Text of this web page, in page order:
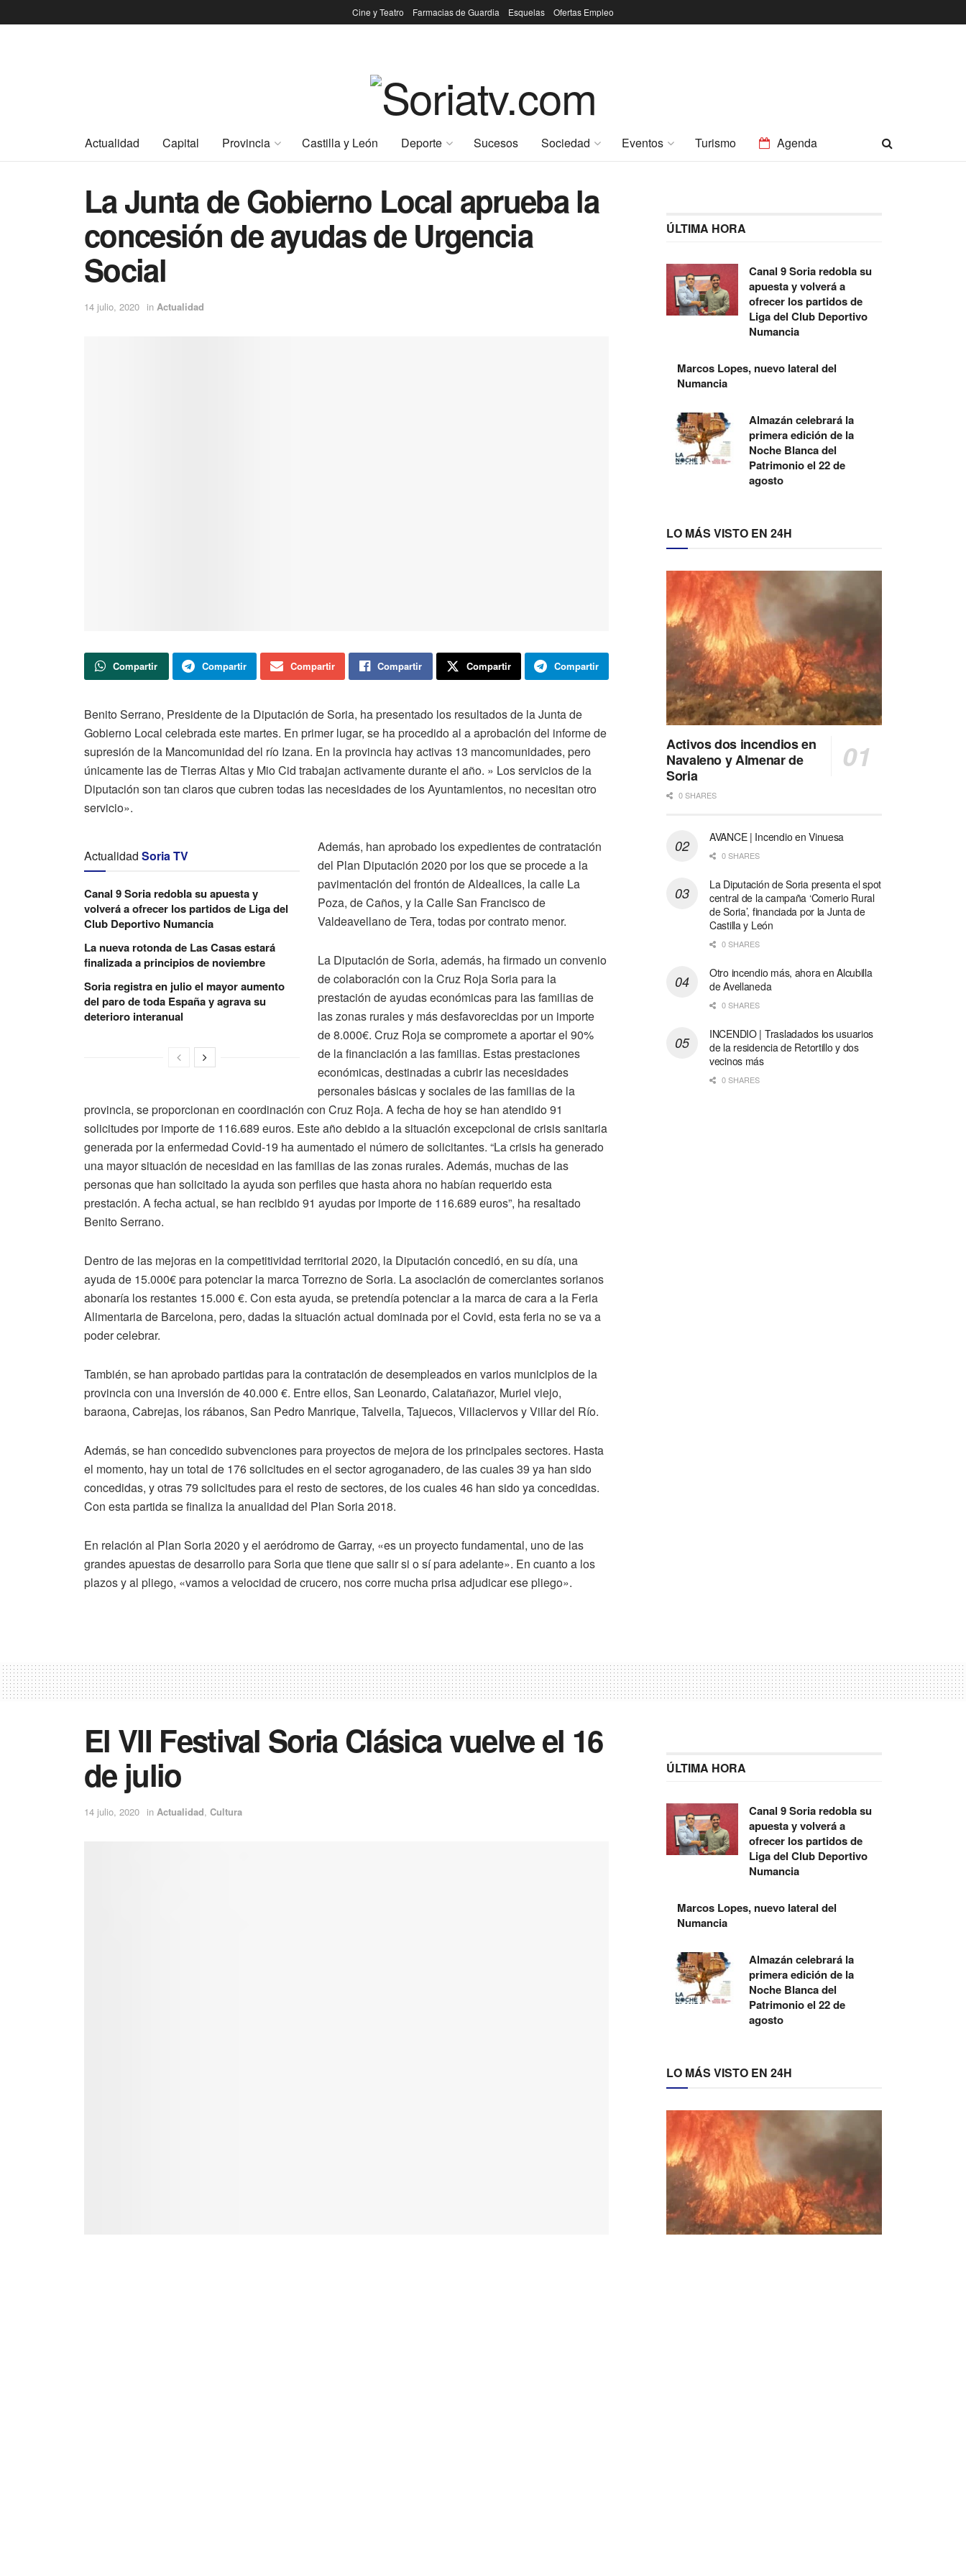
Cine y Teatro Farmacias de Guardia Esquelas Ofertas Empleo
Actualidad Capital Provincia Castilla y León Deporte Sucesos Sociedad Eventos Turismo Agenda
La Junta de Gobierno Local aprueba la
concesión de ayudas de Urgencia
Social
14 julio, 2020 in Actualidad
Compartir Compartir Compartir Compartir Compartir Compartir
Benito Serrano, Presidente de la Diputación de Soria, ha presentado los resultados de la Junta de
Gobierno Local celebrada este martes. En primer lugar, se ha procedido al a aprobación del informe de
supresión de la Mancomunidad del río Izana. En la provincia hay activas 13 mancomunidades, pero
únicamente las de Tierras Altas y Mio Cid trabajan activamente durante el año. » Los servicios de la
Diputación son tan claros que cubren todas las necesidades de los Ayuntamientos, no necesitan otro
servicio».
Actualidad Soria TV
Canal 9 Soria redobla su apuesta y
volverá a ofrecer los partidos de Liga del
Club Deportivo Numancia
La nueva rotonda de Las Casas estará
finalizada a principios de noviembre
Soria registra en julio el mayor aumento
del paro de toda España y agrava su
deterioro interanual
Además, han aprobado los expedientes de contratación
del Plan Diputación 2020 por los que se procede a la
pavimentación del frontón de Aldealices, la calle La
Poza, de Caños, y la Calle San Francisco de
Valdeavellano de Tera, todas por contrato menor.
La Diputación de Soria, además, ha firmado un convenio
de colaboración con la Cruz Roja Soria para la
prestación de ayudas económicas para las familias de
las zonas rurales y más desfavorecidas por un importe
de 8.000€. Cruz Roja se compromete a aportar el 90%
de la financiación a las familias. Estas prestaciones
económicas, destinadas a cubrir las necesidades
personales básicas y sociales de las familias de la
provincia, se proporcionan en coordinación con Cruz Roja. A fecha de hoy se han atendido 91
solicitudes por importe de 116.689 euros. Este año debido a la situación excepcional de crisis sanitaria
generada por la enfermedad Covid-19 ha aumentado el número de solicitantes. “La crisis ha generado
una mayor situación de necesidad en las familias de las zonas rurales. Además, muchas de las
personas que han solicitado la ayuda son perfiles que hasta ahora no habían requerido esta
prestación. A fecha actual, se han recibido 91 ayudas por importe de 116.689 euros”, ha resaltado
Benito Serrano.
Dentro de las mejoras en la competitividad territorial 2020, la Diputación concedió, en su día, una
ayuda de 15.000€ para potenciar la marca Torrezno de Soria. La asociación de comerciantes sorianos
abonaría los restantes 15.000 €. Con esta ayuda, se pretendía potenciar a la marca de cara a la Feria
Alimentaria de Barcelona, pero, dadas la situación actual dominada por el Covid, esta feria no se va a
poder celebrar.
También, se han aprobado partidas para la contratación de desempleados en varios municipios de la
provincia con una inversión de 40.000 €. Entre ellos, San Leonardo, Calatañazor, Muriel viejo,
baraona, Cabrejas, los rábanos, San Pedro Manrique, Talveila, Tajuecos, Villaciervos y Villar del Río.
Además, se han concedido subvenciones para proyectos de mejora de los principales sectores. Hasta
el momento, hay un total de 176 solicitudes en el sector agroganadero, de las cuales 39 ya han sido
concedidas, y otras 79 solicitudes para el resto de sectores, de los cuales 46 han sido ya concedidas.
Con esta partida se finaliza la anualidad del Plan Soria 2018.
En relación al Plan Soria 2020 y el aeródromo de Garray, «es un proyecto fundamental, uno de las
grandes apuestas de desarrollo para Soria que tiene que salir si o sí para adelante». En cuanto a los
plazos y al pliego, «vamos a velocidad de crucero, nos corre mucha prisa adjudicar ese pliego».
ÚLTIMA HORA
Canal 9 Soria redobla su
apuesta y volverá a
ofrecer los partidos de
Liga del Club Deportivo
Numancia
Marcos Lopes, nuevo lateral del
Numancia
Almazán celebrará la
primera edición de la
Noche Blanca del
Patrimonio el 22 de
agosto
LO MÁS VISTO EN 24H
Activos dos incendios en
Navaleno y Almenar de
Soria
0 SHARES
AVANCE | Incendio en Vinuesa
0 SHARES
La Diputación de Soria presenta el spot
central de la campaña ‘Comerio Rural
de Soria’, financiada por la Junta de
Castilla y León
0 SHARES
Otro incendio más, ahora en Alcubilla
de Avellaneda
0 SHARES
INCENDIO | Trasladados los usuarios
de la residencia de Retortillo y dos
vecinos más
0 SHARES
El VII Festival Soria Clásica vuelve el 16
de julio
14 julio, 2020 in Actualidad, Cultura
ÚLTIMA HORA
Canal 9 Soria redobla su
apuesta y volverá a
ofrecer los partidos de
Liga del Club Deportivo
Numancia
Marcos Lopes, nuevo lateral del
Numancia
Almazán celebrará la
primera edición de la
Noche Blanca del
Patrimonio el 22 de
agosto
LO MÁS VISTO EN 24H